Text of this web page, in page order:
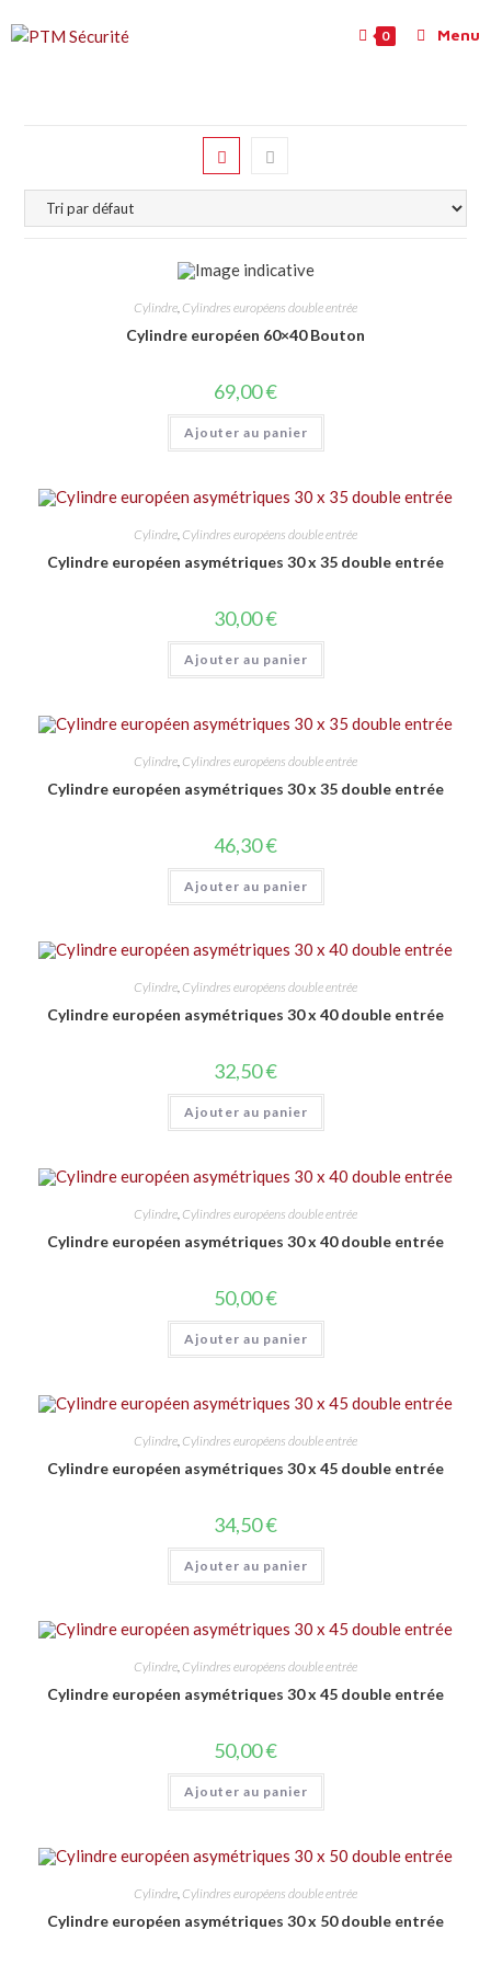
0 Menu
Cylindre, Cylindres européens double entrée
Cylindre européen 60×40 Bouton
69,00€
Ajouter au panier
Cylindre Cylindres européens double entrée
Cylindre européen asymétriques 30 x 35 double entrée
30,00€
Ajouter au panier
Cylindre Cylindres européens double entrée
Cylindre européen asymétriques 30 x 35 double entrée
46,30€
Ajouter au panier
Cylindre, Cylindres européens double entrée
Cylindre européen asymétriques 30 x 40 double entrée
32,50€
Ajouter au panier
Cylindre, Cylindres européens double entrée
Cylindre européen asymétriques 30 x 40 double entrée
50,00€
Ajouter au panier
Cylindre Cylindres européens double entrée
Cylindre européen asymétriques 30 x 45 double entrée
34,50€
Ajouter au panier
Cylindre, Cylindres européens double entrée
Cylindre européen asymétriques 30 x 45 double entrée
50,00€
Ajouter au panier
Cylindre, Cylindres européens double entrée
Cylindre européen asymétriques 30 x 50 double entrée